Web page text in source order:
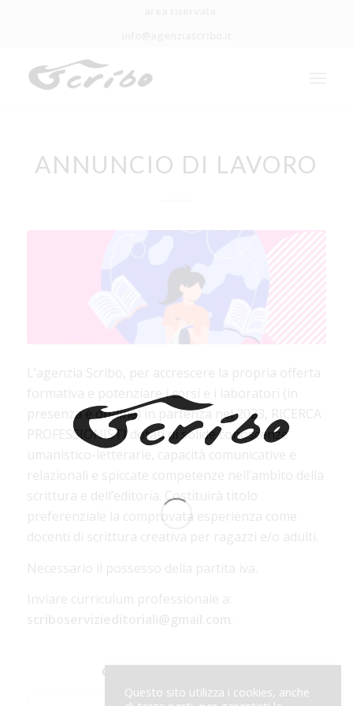
ANNUNCIO DI LAVORO
L’agenzia Scribo, per accrescere la propria offerta
formativa e potenziare i corsi e i laboratori (in
presenza e on-line) in partenza nel 2023, RICERCA
PROFESSIONISTI dotati di solide conoscenze
umanistico-letterarie, capacità comunicative e
relazionali e spiccate competenze nell’ambito della
scrittura e dell’editoria. Costituirà titolo
preferenziale la comprovata esperienza come
docenti di scrittura creativa per ragazzi e/o adulti.
Necessario il possesso della partita iva.
Inviare curriculum professionale a:
Condividi questo articolo
Questo sito utilizza i cookies, anche